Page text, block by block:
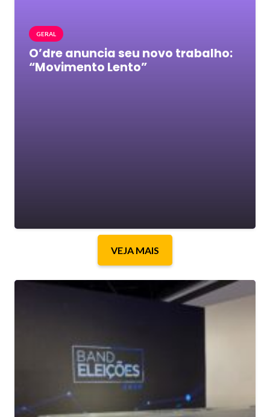
GERAL
O’dre anuncia seu novo trabalho:
“Movimento Lento”
VEJA MAIS